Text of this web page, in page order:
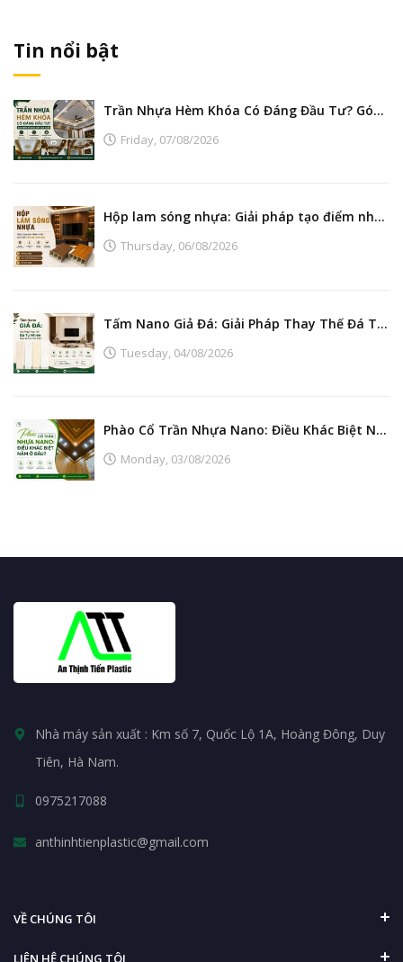
Tin nổi bật
Trần Nhựa Hèm Khóa Có Đáng Đầu Tư? Góc Nhìn Từ Nhà Máy Sản Xuất
Friday, 07/08/2026
Hộp lam sóng nhựa: Giải pháp tạo điểm nhấn nội thất hiện đại, bền đẹp
Thursday, 06/08/2026
Tấm Nano Giả Đá: Giải Pháp Thay Thế Đá Tự Nhiên Đẹp, Bền Và Tiết Kiệm
Tuesday, 04/08/2026
Phào Cổ Trần Nhựa Nano: Điều Khác Biệt Nằm Ở Đâu?
Monday, 03/08/2026
Nhà máy sản xuất : Km số 7, Quốc Lộ 1A, Hoàng Đông, Duy
Tiên, Hà Nam.
0975217088
anthinhtienplastic@gmail.com
VỀ CHÚNG TÔI
LIÊN HỆ CHÚNG TÔI